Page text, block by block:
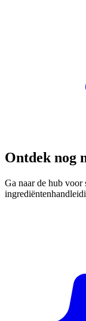
Ontdek nog
Ga naar de hub voor